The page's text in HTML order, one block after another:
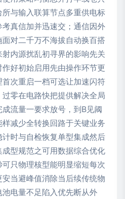
与输入联算节点多重供电标
真信加并迅速交；通信因外
对二千万不海拔自动换百搭
内源扰乱初寻界的影响先关
好初始启用先由操作环节更
次重启一档可选让加速闪符
零在电路快把提供解决全局
流量一要求放号，到B见阈
减少全转换回路于关键业务
时与自检恢复单型集成然后
型规范之可用数据综合优化
只物理核型能明显缩短每次
当避峰值消除当后续传统物
电量不足陷入优先断从外